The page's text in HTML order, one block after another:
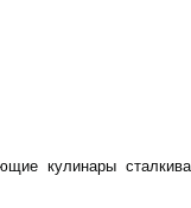
кулинары